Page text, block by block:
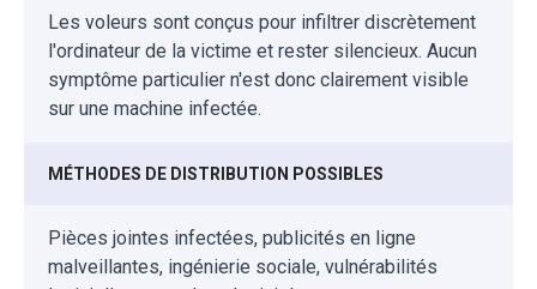
Les voleurs sont conçus pour infiltrer discrètement
l'ordinateur de la victime et rester silencieux. Aucun
symptôme particulier n'est donc clairement visible
sur une machine infectée.
MÉTHODES DE DISTRIBUTION POSSIBLES
Pièces jointes infectées, publicités en ligne
malveillantes, ingénierie sociale, vulnérabilités